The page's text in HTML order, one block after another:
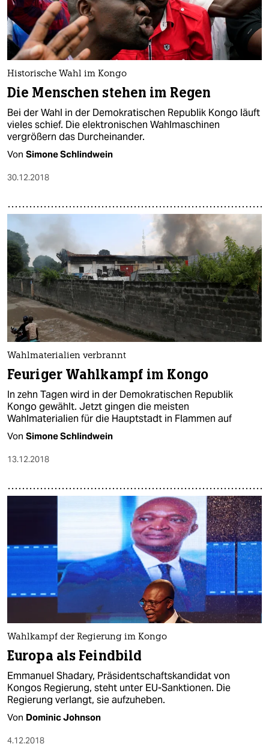
Historische Wahl im Kongo
Die Menschen stehen im Regen
Bei der Wahl in der Demokratischen Republik Kongo läuft
vieles schief. Die elektronischen Wahlmaschinen
vergrößern das Durcheinander.
Von Simone Schlindwein
30.12.2018
Wahlmaterialien verbrannt
Feuriger Wahlkampf im Kongo
In zehn Tagen wird in der Demokratischen Republik
Kongo gewählt. Jetzt gingen die meisten
Wahlmaterialien für die Hauptstadt in Flammen auf
Von Simone Schlindwein
13.12.2018
Wahlkampf der Regierung im Kongo
Europa als Feindbild
Emmanuel Shadary, Präsidentschaftskandidat von
Kongos Regierung, steht unter EU-Sanktionen. Die
Regierung verlangt, sie aufzuheben.
Von Dominic Johnson
4.12.2018